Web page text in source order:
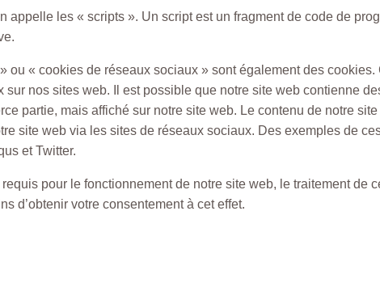
appelle les « scripts ». Un script est un fragment de code de
ou « cookies de réseaux sociaux » sont également des
sur nos sites web. Il est possible que notre site web contienne
partie, mais affiché sur notre site web. Le contenu de notre
site web via les sites de réseaux sociaux. Des exemples de
et Twitter.
pour le fonctionnement de notre site web, le traitement de
d’obtenir votre consentement à cet effet.